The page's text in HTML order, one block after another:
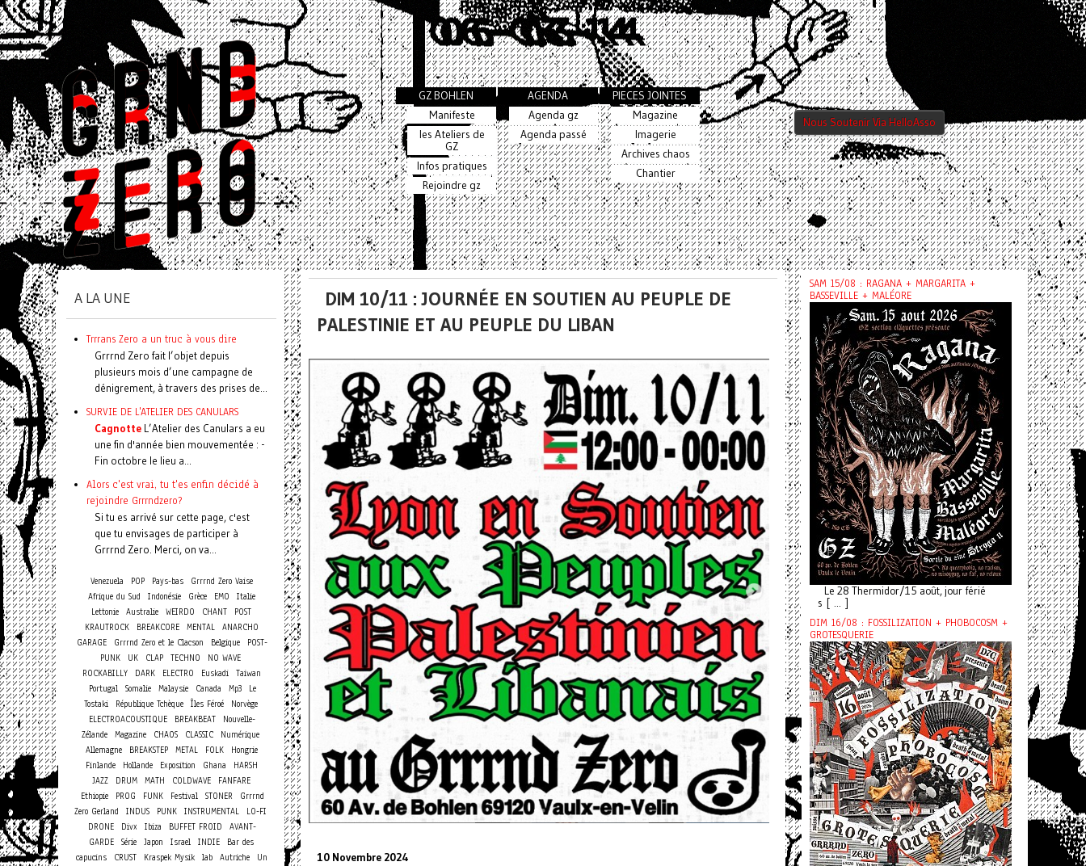
GZ BOHLEN
Manifeste
les Ateliers de
GZ
Infos pratiques
Rejoindre gz
AGENDA
Agenda gz
Agenda passé
PIECES JOINTES
Magazine
Imagerie
Archives chaos
Chantier
Nous Soutenir Via HelloAsso
DIM 10/11 : JOURNÉE EN SOUTIEN AU PEUPLE DE
PALESTINIE ET AU PEUPLE DU LIBAN
10 Novembre 2024
A LA UNE
Trrrans Zero a un truc à vous dire
Grrrnd Zero fait l’objet depuis
plusieurs mois d’une campagne de
dénigrement, à travers des prises de...
SURVIE DE L'ATELIER DES CANULARS
Cagnotte L’Atelier des Canulars a eu
une fin d'année bien mouvementée : -
Fin octobre le lieu a...
Alors c'est vrai, tu t'es enfin décidé à
rejoindre Grrrndzero?
Si tu es arrivé sur cette page, c'est
que tu envisages de participer à
Grrrnd Zero. Merci, on va...
Venezuela POP Pays-bas
Grrrnd Zero Vaise
Afrique du Sud
Indonésie Grèce EMO
Italie
Lettonie Australie WEIRDO CHANT
POST
KRAUTROCK
BREAKCORE MENTAL
ANARCHO
GARAGE
Grrrnd Zero et le Clacson Belgique
POST-
PUNK
UK CLAP TECHNO
NO WAVE
ROCKABILLY
DARK ELECTRO Euskadi
Taiwan
Portugal
Somalie Malaysie Canada Mp3
Le
Tostaki
République Tchèque Îles Féroé
Norvège
ELECTROACOUSTIQUE
BREAKBEAT
Nouvelle-
Zélande Magazine CHAOS CLASSIC
Numérique
Allemagne
BREAKSTEP METAL FOLK
Hongrie
Finlande
Hollande Exposition Ghana
HARSH
JAZZ
DRUM MATH COLDWAVE
FANFARE
Ethiopie
PROG FUNK Festival STONER
Grrrnd
Zero Gerland
INDUS PUNK INSTRUMENTAL
LO-FI
DRONE
Divx Ibiza BUFFET FROID
AVANT-
GARDE Série Japon Israel INDIE
Bar des
capucins
CRUST Kraspek Mysik lab Autriche
Un
SAM 15/08 : RAGANA + MARGARITA +
BASSEVILLE + MALÉORE
Le 28 Thermidor/15 août, jour férié
s [ ... ]
DIM 16/08 : FOSSILIZATION + PHOBOCOSM +
GROTESQUERIE